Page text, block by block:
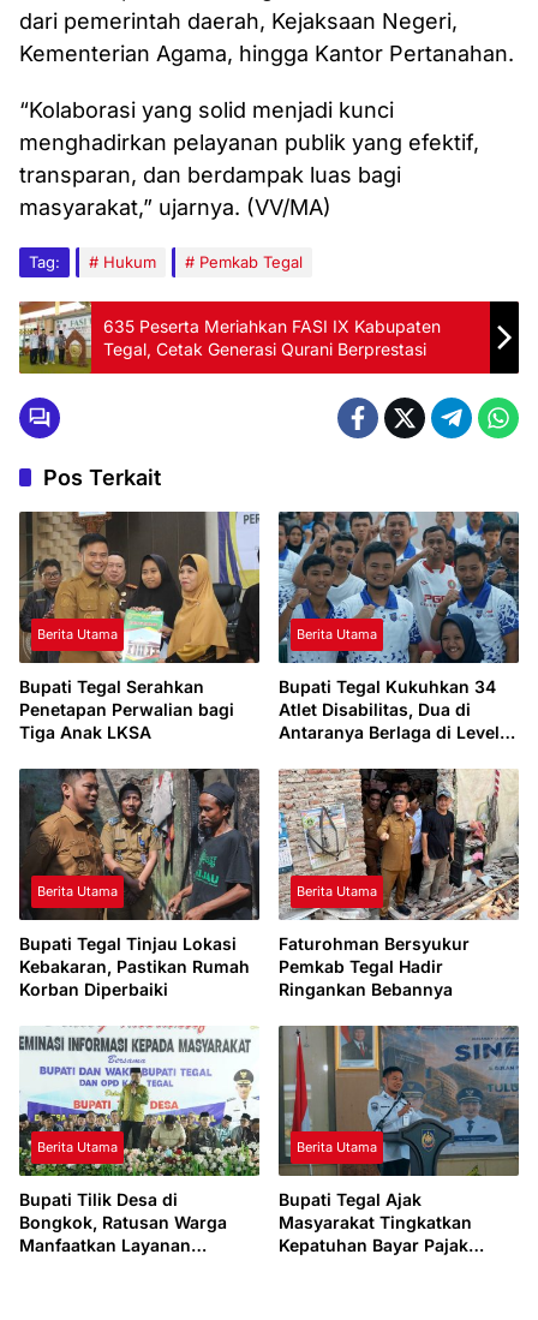
dari pemerintah daerah, Kejaksaan Negeri,
Kementerian Agama, hingga Kantor Pertanahan.
“Kolaborasi yang solid menjadi kunci
menghadirkan pelayanan publik yang efektif,
transparan, dan berdampak luas bagi
masyarakat,” ujarnya. (VV/MA)
Tag: Hukum Pemkab Tegal
635 Peserta Meriahkan FASI IX Kabupaten
Tegal, Cetak Generasi Qurani Berprestasi
Pos Terkait
Berita Utama
Bupati Tegal Serahkan
Penetapan Perwalian bagi
Tiga Anak LKSA
Berita Utama
Bupati Tegal Kukuhkan 34
Atlet Disabilitas, Dua di
Antaranya Berlaga di Level
Berita Utama
Bupati Tegal Tinjau Lokasi
Kebakaran, Pastikan Rumah
Korban Diperbaiki
Berita Utama
Faturohman Bersyukur
Pemkab Tegal Hadir
Ringankan Bebannya
Berita Utama
Bupati Tilik Desa di
Bongkok, Ratusan Warga
Manfaatkan Layanan
Berita Utama
Bupati Tegal Ajak
Masyarakat Tingkatkan
Kepatuhan Bayar Pajak